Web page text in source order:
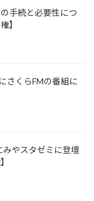
手続と必要性につ
】
さくらFMの番組に
みやスタゼミに登壇